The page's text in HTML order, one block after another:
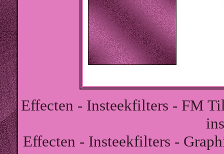
Effecten - Insteekfilters - FM
Effecten - Insteekfilters -